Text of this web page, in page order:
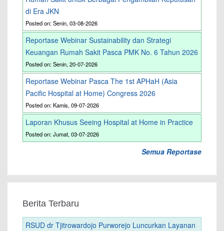
di Era JKN
Posted on: Senin, 03-08-2026
Reportase Webinar Sustainability dan Strategi
Keuangan Rumah Sakit Pasca PMK No. 6 Tahun 2026
Posted on: Senin, 20-07-2026
Reportase Webinar Pasca The 1st APHaH (Asia
Pacific Hospital at Home) Congress 2026
Posted on: Kamis, 09-07-2026
Laporan Khusus Seeing Hospital at Home in Practice
Posted on: Jumat, 03-07-2026
Semua Reportase
Berita Terbaru
RSUD dr Tjitrowardojo Purworejo Luncurkan Layanan